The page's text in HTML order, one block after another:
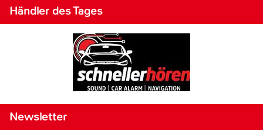
Händler des Tages
Newsletter